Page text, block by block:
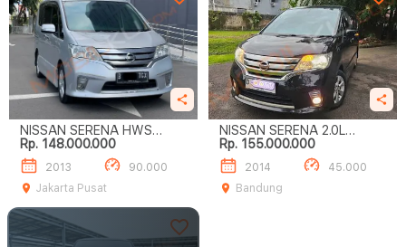
NISSAN SERENA HWS
DIJUAL CEPAT!!
Rp. 148.000.000
2013
90.000
Jakarta Pusat
NISSAN SERENA 2.0L
HIGHWAY STAR
Rp. 155.000.000
2014
45.000
Bandung